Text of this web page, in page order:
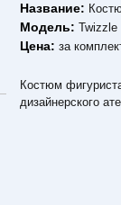
Название:
Модель:Twizzle
Цена:за
Костюм
дизайнерского